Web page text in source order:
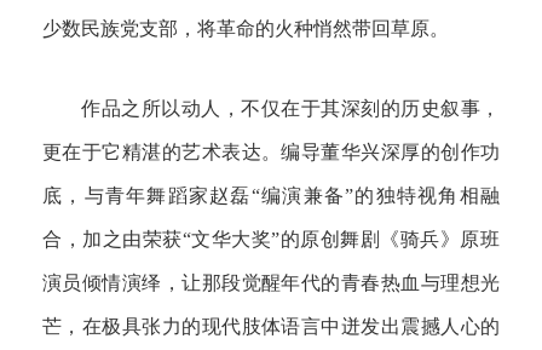
少数民族党支部，将革命的火种悄然带回草原。
作品之所以动人，不仅在于其深刻的历史叙事，
更在于它精湛的艺术表达。编导董华兴深厚的创作功
底，与青年舞蹈家赵磊“编演兼备”的独特视角相融
合，加之由荣获“文华大奖”的原创舞剧《骑兵》原班
演员倾情演绎，让那段觉醒年代的青春热血与理想光
芒，在极具张力的现代肢体语言中迸发出震撼人心的